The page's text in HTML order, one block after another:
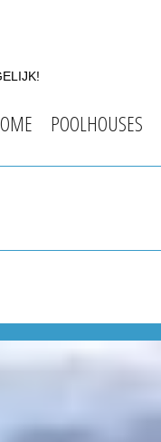
POOLHOUSES